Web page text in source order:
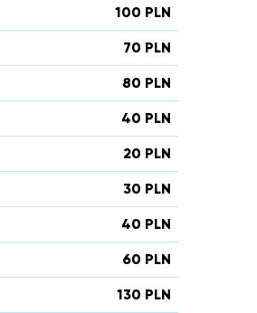
100 PLN
70 PLN
80 PLN
40 PLN
20 PLN
30 PLN
40 PLN
60 PLN
130 PLN